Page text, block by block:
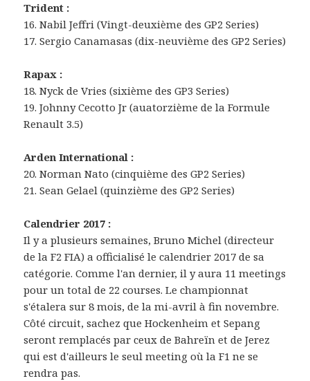
Trident :
16. Nabil Jeffri (Vingt-deuxième des GP2 Series)
17. Sergio Canamasas (dix-neuvième des GP2 Series)
Rapax :
18. Nyck de Vries (sixième des GP3 Series)
19. Johnny Cecotto Jr (auatorzième de la Formule
Renault 3.5)
Arden International :
20. Norman Nato (cinquième des GP2 Series)
21. Sean Gelael (quinzième des GP2 Series)
Calendrier 2017 :
Il y a plusieurs semaines, Bruno Michel (directeur
de la F2 FIA) a officialisé le calendrier 2017 de sa
catégorie. Comme l'an dernier, il y aura 11 meetings
pour un total de 22 courses. Le championnat
s'étalera sur 8 mois, de la mi-avril à fin novembre.
Côté circuit, sachez que Hockenheim et Sepang
seront remplacés par ceux de Bahreïn et de Jerez
qui est d'ailleurs le seul meeting où la F1 ne se
rendra pas.